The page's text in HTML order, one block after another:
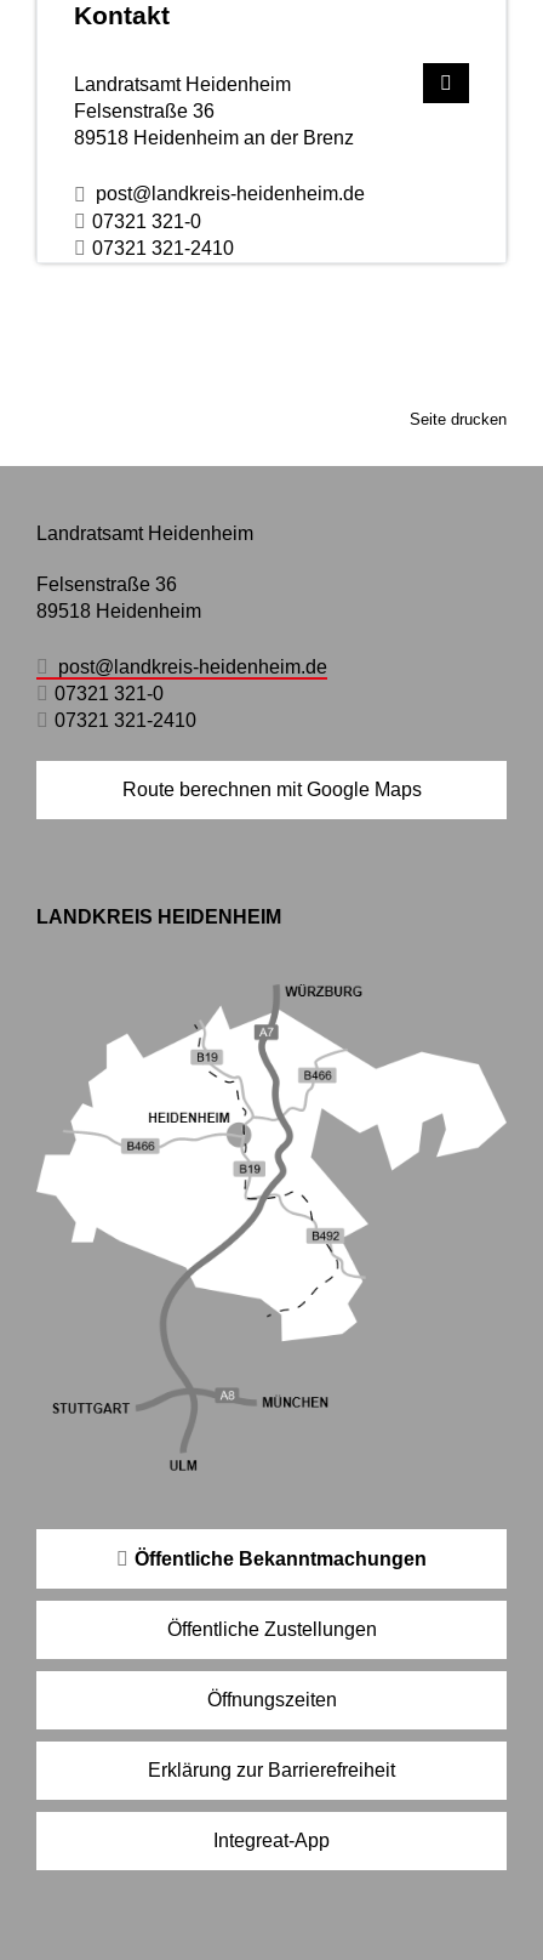
Kontakt
Landratsamt Heidenheim
Felsenstraße 36
89518 Heidenheim an der Brenz
post@landkreis-heidenheim.de
07321 321-0
07321 321-2410
Seite drucken
Landratsamt Heidenheim
Felsenstraße 36
89518 Heidenheim
post@landkreis-heidenheim.de
07321 321-0
07321 321-2410
Route berechnen mit Google Maps
LANDKREIS HEIDENHEIM
Öffentliche Bekanntmachungen
Öffentliche Zustellungen
Öffnungszeiten
Erklärung zur Barrierefreiheit
Integreat-App